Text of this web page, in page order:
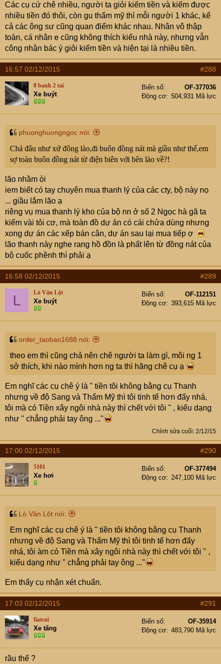
Các cụ cứ chê nhiều, người ta giỏi kiếm tiền và kiếm được
nhiều tiền đó thôi, còn gu thẩm mỹ thì mỗi người 1 khác, kể
cả các ông sư cũng quan điểm khác nhau. Nhân vô thập
toàn, cá nhân e cũng không thích kiểu nhà này, nhưng vẫn
công nhận bác ý giỏi kiếm tiền và hiện tại là nhiều tiền.
16:57 02/12/2015 #288
8 banh 2 tai
Xe buýt
Biển số
OF-377036
Động cơ
504,931 Mã lực
phuonghuongngoc nói:
Chả đâu như xứ đông lào,đi buôn đồng nát mà giầu như thế,em
sợ toàn buôn đồng nát từ điện biên với bên lào về?!
lão nhầm òi
iem biết có tay chuyên mua thanh lý của các cty, bộ này nọ
... giầu lắm lão ạ
riêng vụ mua thanh lý kho của bộ nn ở số 2 Ngọc hà gã ta
kiếm vài tỏi cơ, mà toàn đồ dự án có cái chửa dùng nhưng
xong dự án các xếp bán cân, dự án sau lại mua tiếp ợ
lão thanh này nghe rang hồ đồn là phất lên từ đồng nát của
bộ cuốc phềnh thì phải ạ
16:58 02/12/2015 #289
L Lò Văn Lột
Xe buýt
Biển số
OF-112151
Động cơ
393,615 Mã lực
order_taobao1688 nói:
theo em thì cũng chả nên chê người ta làm gì, môi ng 1
sở thích, khi nào mình hơn ng ta thì hãng chê cụ ạ
Em nghĩ các cụ chê ý là " tiền tôi không bằng cụ Thanh
nhưng về độ Sang và Thẩm Mỹ thì tôi tinh tế hơn đấy nhá,
tôi mà có Tiền xây ngôi nhà này thì chết với tôi " , kiểu dạng
như " chẳng phải tay ông ..."
Chỉnh sửa cuối: 2/12/15
17:00 02/12/2015 #290
5101
Xe hơi
Biển số
OF-377494
Động cơ
247,100 Mã lực
Lò Văn Lột nói:
Em nghĩ các cụ chê ý là " tiền tôi không bằng cụ Thanh
nhưng về độ Sang và Thẩm Mỹ thì tôi tinh tế hơn đấy
nhá, tôi àm có Tiền mà xây ngôi nhà này thì chết với tôi " ,
kiểu dạng như " chẳng phải tay ông ..."
Em thấy cụ nhận xét chuẩn.
17:03 02/12/2015 #291
fiatcoi
Xe tăng
Biển số
OF-35914
Động cơ
483,790 Mã lực
rầu thế ?